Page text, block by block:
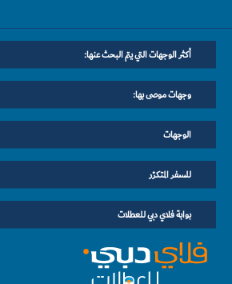
أكثر الوجهات التي يتم البحث عنها:
وجهات موصى بها:
الوجهات
للسفر المتكرّر
بوابة فلاي دبي للعطلات